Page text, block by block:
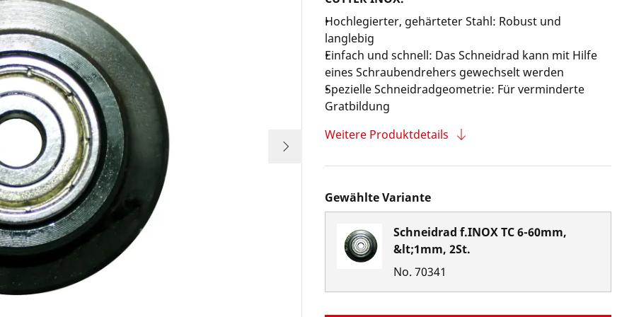
Hochlegierter, gehärteter Stahl: Robust und
langlebig
Einfach und schnell: Das Schneidrad kann mit Hilfe
eines Schraubendrehers gewechselt werden
Spezielle Schneidradgeometrie: Für verminderte
Gratbildung
Weitere Produktdetails
Gewählte Variante
Schneidrad f.INOX TC 6-60mm,
&lt;1mm, 2St.
No. 70341